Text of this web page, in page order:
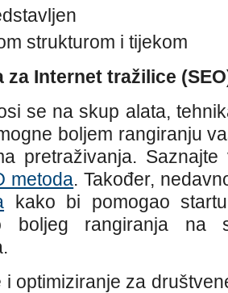
strukturom i tijekom
za Internet tražilice
se na skup alata,
boljem rangiranju
pretraživanja.
metoda. Također,
kako bi pomogao
boljeg rangiranja na
i optimiziranje za